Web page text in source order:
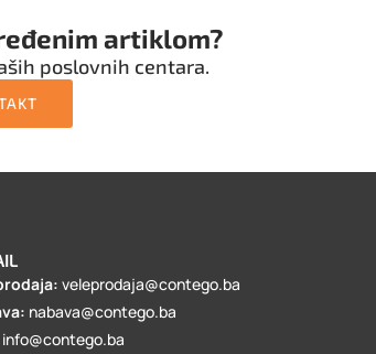
artiklom?
poslovnih centara.
veleprodaja@contego.ba
nabava@contego.ba
info@contego.ba